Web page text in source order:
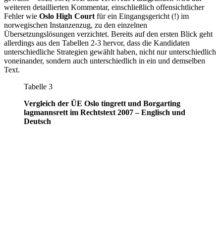
weiteren detaillierten Kommentar, einschließlich offensichtlicher
Fehler wie Oslo High Court für ein Eingangsgericht (!) im
norwegischen Instanzenzug, zu den einzelnen
Übersetzungslösungen verzichtet. Bereits auf den ersten Blick geht
allerdings aus den Tabellen 2-3 hervor, dass die Kandidaten
unterschiedliche Strategien gewählt haben, nicht nur unterschiedlich
voneinander, sondern auch unterschiedlich in ein und demselben
Text.
Tabelle 3
Vergleich der ÜE Oslo tingrett und Borgarting
lagmannsrett im Rechtstext 2007 – Englisch und
Deutsch